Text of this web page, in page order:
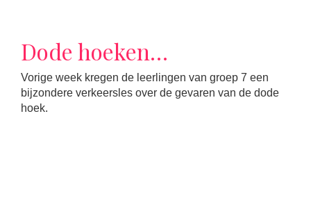
Dode hoeken…
Vorige week kregen de leerlingen van groep 7 een
bijzondere verkeersles over de gevaren van de dode
hoek.